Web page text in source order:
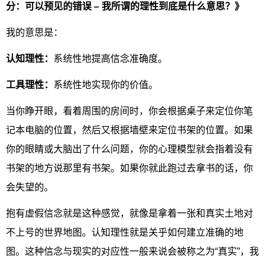
分：可以预见的错误 – 我所谓的理性到底是什么意思？》
我的意思是：
认知理性： 系统性地提高信念准确度。
工具理性： 系统性地实现你的价值。
当你睁开眼，看着周围的房间时，你会根据桌子来定位你笔
记本电脑的位置，然后又根据墙壁来定位书架的位置。如果
你的眼睛或大脑出了什么问题，你的心理模型就会指着没有
书架的地方说那里有书架。如果你就此跑过去拿书的话，你
会失望的。
抱有虚假信念就是这种感觉，就像是拿着一张和真实土地对
不上号的世界地图。认知理性就是关乎如何建立准确的地
图。这种信念与现实的对应性一般来说会被称之为“真实”，我